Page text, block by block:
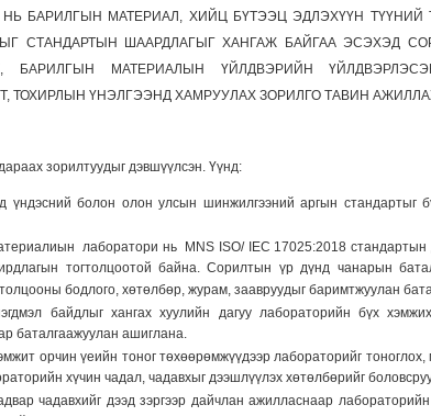
НЬ БАРИЛГЫН МАТЕРИАЛ, ХИЙЦ БҮТЭЭЦ ЭДЛЭХҮҮН ТҮҮНИЙ
СТАНДАРТЫН ШААРДЛАГЫГ ХАНГАЖ БАЙГАА ЭСЭХЭД
БАРИЛГЫН МАТЕРИАЛЫН ҮЙЛДВЭРИЙН
ТОХИРЛЫН ҮНЭЛГЭЭНД ХАМРУУЛАХ ЗОРИЛГО ТАВИН
зорилтуудыг дэвшүүлсэн. Үүнд:
үндэсний болон олон улсын шинжилгээний аргын стандартыг
лаборатори нь MNS ISO/ IEC 17025:2018 стандартын
тогтолцоотой байна. Сорилтын үр дүнд чанарын
бодлого, хөтөлбөр, журам, заавруудыг баримтжуулан
байдлыг хангах хуулийн дагуу лабораторийн бүх
баталгаажуулан ашиглана.
орчин үеийн тоног төхөөрөмжүүдээр лабораторийг тоноглох,
хүчин чадал, чадавхыг дээшлүүлэх хөтөлбөрийг
чадавхийг дээд зэргээр дайчлан ажилласнаар